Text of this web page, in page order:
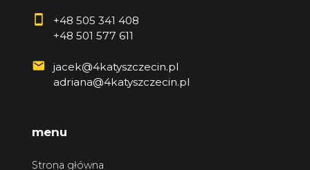
+48 505 341 408
+48 501 577 611
jacek@4katyszczecin.pl
adriana@4katyszczecin.pl
menu
Strona główna